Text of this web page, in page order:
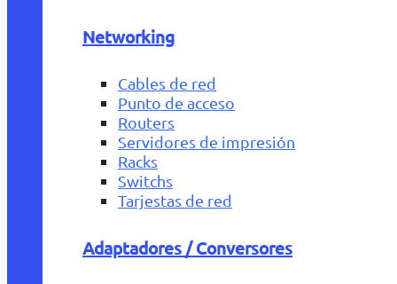
Networking
Cables de red
Punto de acceso
Routers
Servidores de impresión
Racks
Switchs
Tarjestas de red
Adaptadores / Conversores